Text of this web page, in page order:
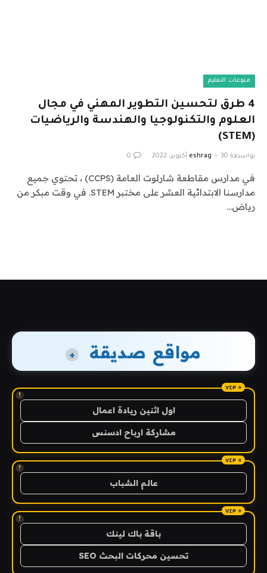
منوعات التعليم
4 طرق لتحسين التطوير المهني في مجال
العلوم والتكنولوجيا والهندسة والرياضيات
(STEM)
بواسطة eshrag 30 أكتوبر، 2022 0
في مدارس مقاطعة شارلوت العامة (CCPS) ، تحتوي جميع
مدارسنا الابتدائية العشر على مختبر STEM. في وقت مبكر من
رياض…
مواقع صديقة +
!
اول اثنين ريادة اعمال
مشاركة ارباح ادسنس
!
عالم الشباب
!
باقة باك لينك
تحسين محركات البحث SEO